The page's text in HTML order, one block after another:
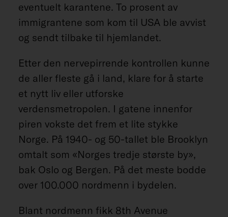
eventuelt karantene. To prosent av
immigrantene som kom til USA ble avvist
og sendt tilbake til hjemlandet.
Etter den nervepirrende kontrollen kunne
de aller fleste gå i land, klare for å starte
et nytt liv eller utforske
verdensmetropolen. I gatene innenfor
piren vokste det frem et lite stykke
Norge. På 1940- og 50-tallet ble Brooklyn
omtalt som «Norges tredje største by»,
bak Oslo og Bergen. På det meste bodde
over 100.000 nordmenn i bydelen.
Blant nordmenn fikk 8th Avenue